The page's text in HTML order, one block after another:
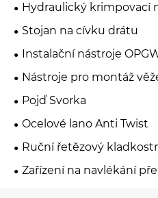
Hydraulický krimpovací
Stojan na cívku drátu
Instalační nástroje
Nástroje pro montáž
Pojď Svorka
Ocelové lano Anti Twist
Ruční řetězový
Zařízení na navlékání